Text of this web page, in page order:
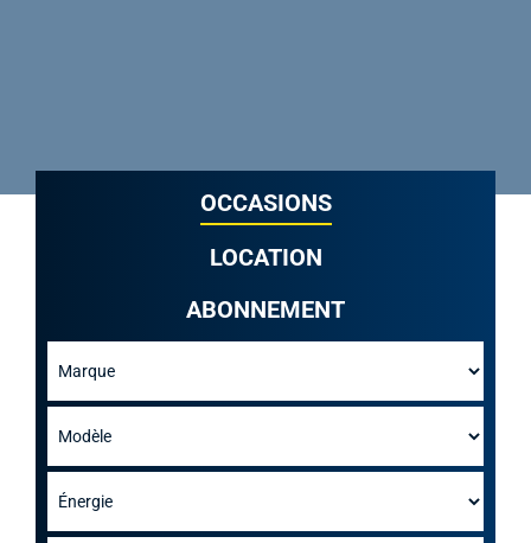
OCCASIONS
LOCATION
ABONNEMENT